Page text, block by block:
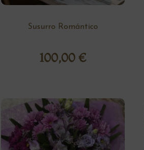
Susurro Romántico
100,00 €